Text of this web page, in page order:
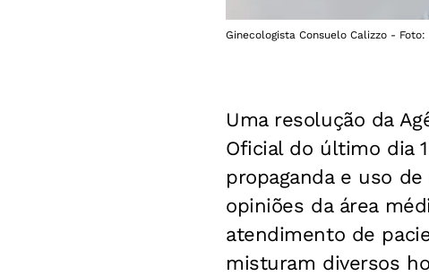
Ginecologista Consuelo Calizzo - Foto:
Uma resolução da
Oficial do último dia
propaganda e uso
opiniões da área
atendimento de
misturam diversos